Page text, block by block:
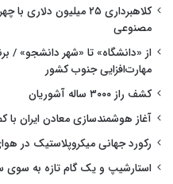
کلاهبرداری ۲۵ میلیون
مصنوعی
از «دانشگاه» تا «شهر دانشجو» /
مهارت‌افزایی جنوب کشور
کشف راز ۳۰۰۰ ساله آشوریان
آغاز هوشمندسازی معادن ایران
رکورد جهانی میکروپلاستیک در
استارشیپ و یک گام تازه به سوی